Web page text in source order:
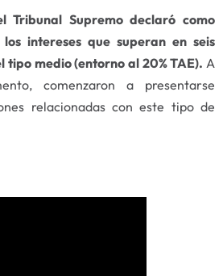
Tribunal Supremo declaró como
intereses que superan en seis
tipo medio (entorno al 20% TAE). A
comenzaron a presentarse
relacionadas con este tipo de